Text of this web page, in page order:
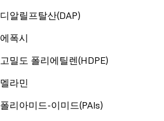
디알릴프탈산(DAP)
에폭시
고밀도 폴리에틸렌(HDPE)
멜라민
폴리아미드-이미드(PAIs)